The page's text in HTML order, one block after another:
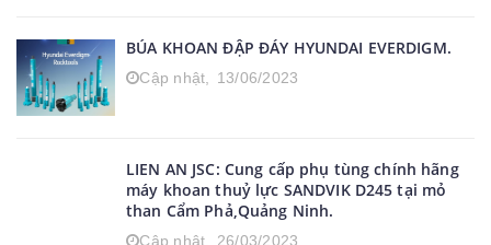
BÚA KHOAN ĐẬP ĐÁY HYUNDAI EVERDIGM.
Cập nhật, 13/06/2023
LIEN AN JSC: Cung cấp phụ tùng chính hãng
máy khoan thuỷ lực SANDVIK D245 tại mỏ
than Cẩm Phả,Quảng Ninh.
Cập nhật, 26/03/2023